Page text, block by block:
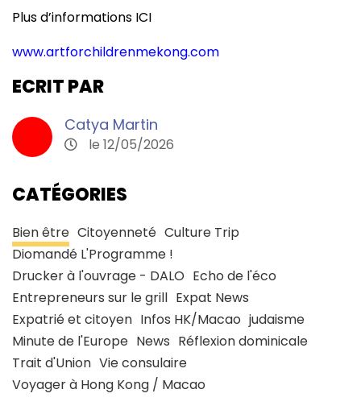
Plus d’informations ICI
www.artforchildrenmekong.com
ECRIT PAR
Catya Martin
le 12/05/2026
CATÉGORIES
Bien être Citoyenneté Culture Trip
Diomandé L'Programme !
Drucker à l'ouvrage - DALO Echo de l'éco
Entrepreneurs sur le grill Expat News
Expatrié et citoyen Infos HK/Macao judaisme
Minute de l'Europe News Réflexion dominicale
Trait d'Union Vie consulaire
Voyager à Hong Kong / Macao